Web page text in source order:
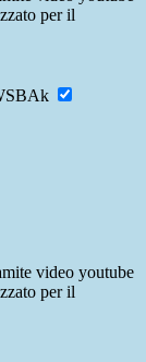
per il
video youtube
per il